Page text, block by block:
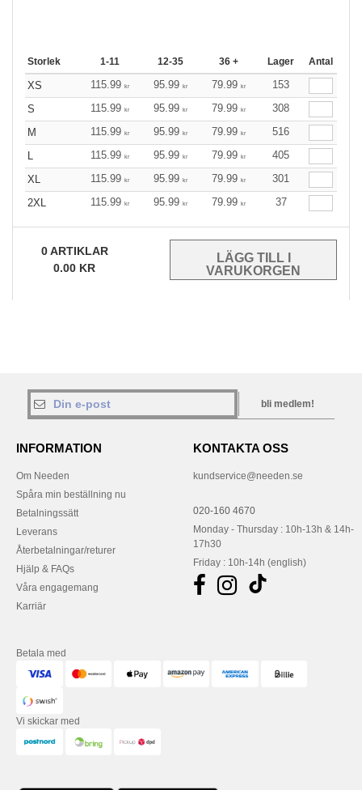
Storlek 1-11 12-35 36 + Lager Antal
XS 115.99 kr 95.99 kr 79.99 kr
153
S
115.99 kr 95.99 kr 79.99 kr
308
M
115.99 kr 95.99 kr 79.99 kr
516
L
115.99 kr 95.99 kr 79.99 kr
405
XL
115.99 kr 95.99 kr 79.99 kr
301
2XL
115.99 kr 95.99 kr 79.99 kr 37
0ARTIKLAR
0.00 KR
bli medlem!
INFORMATION
Om Needen
Spåra min beställning nu
Betalningssätt
Leverans
Återbetalningar/returer
Hjälp & FAQs
Våra engagemang
Karriär
KONTAKTA OSS
kundservice@needen.se
020-160 4670
Monday - Thursday : 10h-13h & 14h-
17h30
Friday : 10h-14h (english)
Betala med
Vi skickar med